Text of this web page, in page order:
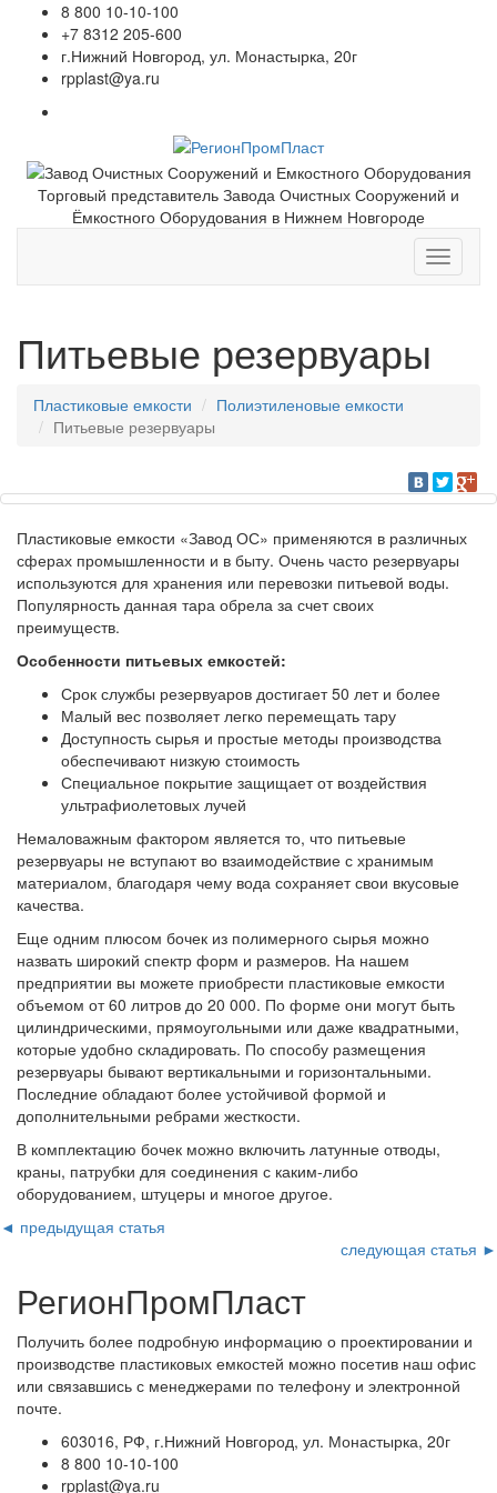
8 800 10-10-100
+7 8312 205-600
г.Нижний Новгород, ул. Монастырка, 20г
rpplast@ya.ru
Торговый представитель Завода Очистных Сооружений и
Ёмкостного Оборудования в Нижнем Новгороде
Toggle
Питьевые резервуары
Пластиковые емкости
Полиэтиленовые емкости
Питьевые резервуары
Пластиковые емкости «Завод ОС» применяются в различных
сферах промышленности и в быту. Очень часто резервуары
используются для хранения или перевозки питьевой воды.
Популярность данная тара обрела за счет своих
преимуществ.
Особенности питьевых емкостей:
Срок службы резервуаров достигает 50 лет и более
Малый вес позволяет легко перемещать тару
Доступность сырья и простые методы производства
обеспечивают низкую стоимость
Специальное покрытие защищает от воздействия
ультрафиолетовых лучей
Немаловажным фактором является то, что питьевые
резервуары не вступают во взаимодействие с хранимым
материалом, благодаря чему вода сохраняет свои вкусовые
качества.
Еще одним плюсом бочек из полимерного сырья можно
назвать широкий спектр форм и размеров. На нашем
предприятии вы можете приобрести пластиковые емкости
объемом от 60 литров до 20 000. По форме они могут быть
цилиндрическими, прямоугольными или даже квадратными,
которые удобно складировать. По способу размещения
резервуары бывают вертикальными и горизонтальными.
Последние обладают более устойчивой формой и
дополнительными ребрами жесткости.
В комплектацию бочек можно включить латунные отводы,
краны, патрубки для соединения с каким-либо
оборудованием, штуцеры и многое другое.
◄ предыдущая статья
следующая статья ►
РегионПромПласт
Получить более подробную информацию о проектировании и
производстве пластиковых емкостей можно посетив наш офис
или связавшись с менеджерами по телефону и электронной
почте.
603016, РФ, г.Нижний Новгород, ул. Монастырка, 20г
8 800 10-10-100
rpplast@ya.ru